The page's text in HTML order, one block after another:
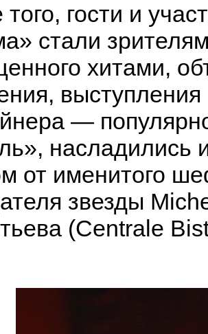
гости и
стали
хитами,
—
насладились
от именитого
звезды
(Centrale